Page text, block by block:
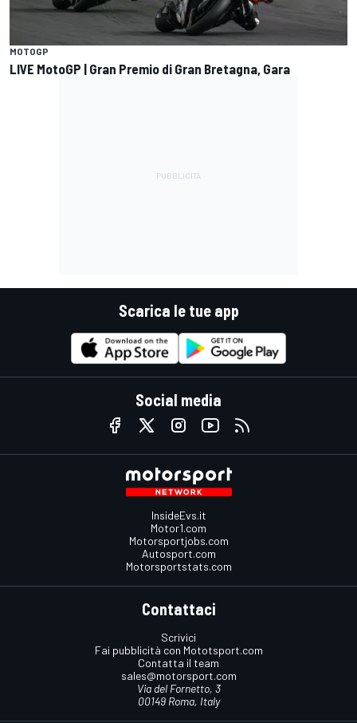
MOTOGP
LIVE MotoGP | Gran Premio di Gran Bretagna, Gara
Scarica le tue app
Social media
InsideEvs.it
Motor1.com
Motorsportjobs.com
Autosport.com
Motorsportstats.com
Contattaci
Scrivici
Fai pubblicità con Mototsport.com
Contatta il team
sales@motorsport.com
Via del Fornetto, 3
00149 Roma, Italy